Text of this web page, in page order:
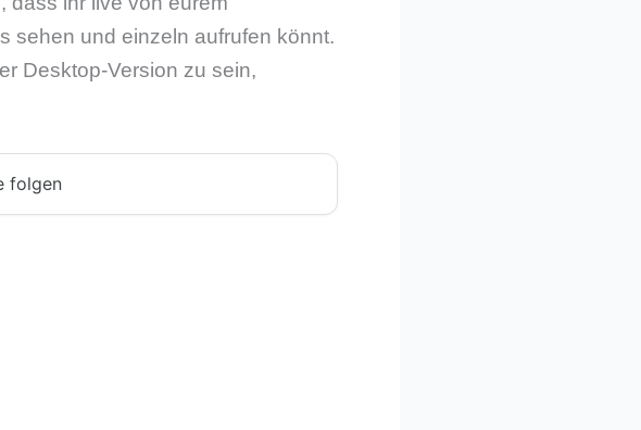
sehen und einzeln aufrufen könnt.
Desktop-Version zu sein,
folgen